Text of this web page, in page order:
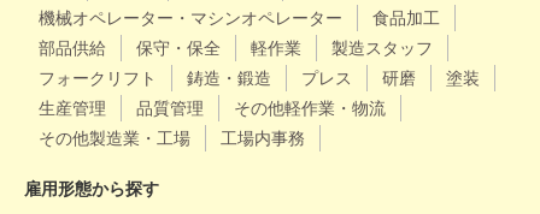
機械オペレーター・マシンオペレーター
食品加工
部品供給
保守・保全 軽作業
製造スタッフ
フォークリフト
鋳造・鍛造 プレス 研磨
塗装
生産管理
品質管理
その他軽作業・物流
その他製造業・工場
工場内事務
雇用形態から探す